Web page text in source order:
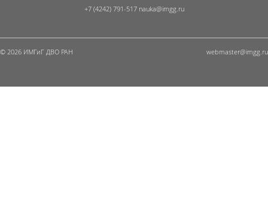
+7 (4242) 791-517
© 2026 ИМГиГ ДВО РАН